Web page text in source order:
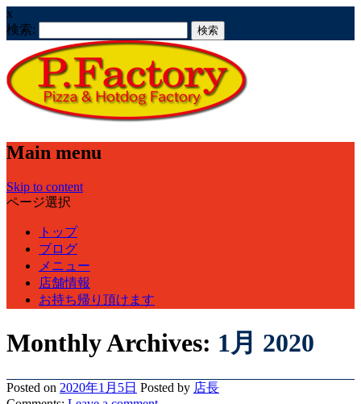
x
検索:
Main menu
Skip to content
ページ選択
トップ
ブログ
メニュー
店舗情報
お持ち帰り頂けます
Monthly Archives: 1月 2020
Posted on 2020年1月5日 Posted by 店長